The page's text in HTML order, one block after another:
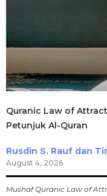
Quranic Law of
Petunjuk Al-Quran
Rusdin S. Rauf dan
August 4, 2026
Mushaf Quranic Law of